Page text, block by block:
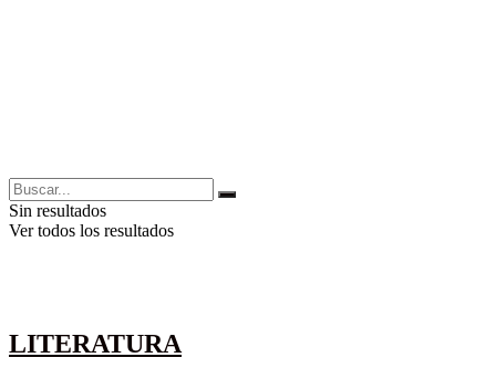
Sin resultados
Ver todos los resultados
LITERATURA